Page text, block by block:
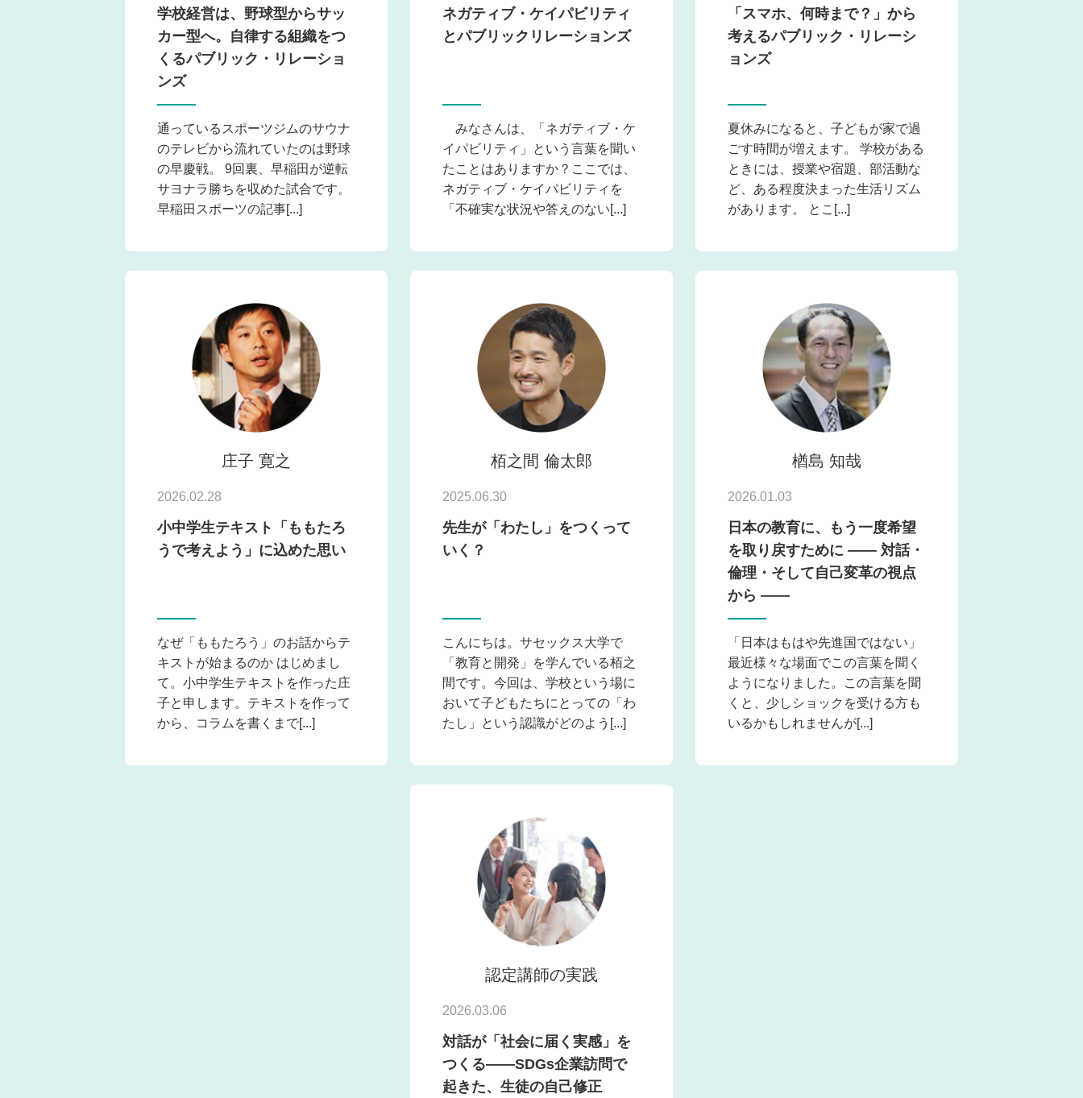
学校経営は、野球型からサッ
カー型へ。自律する組織をつ
くるパブリック・リレーショ
ンズ
通っているスポーツジムのサウナ
のテレビから流れていたのは野球
の早慶戦。 9回裏、早稲田が逆転
サヨナラ勝ちを収めた試合です。
早稲田スポーツの記事[...]
ネガティブ・ケイパビリティ
とパブリックリレーションズ
みなさんは、「ネガティブ・ケ
イパビリティ」という言葉を聞い
たことはありますか？ここでは、
ネガティブ・ケイパビリティを
「不確実な状況や答えのない[...]
「スマホ、何時まで？」から
考えるパブリック・リレーシ
ョンズ
夏休みになると、子どもが家で過
ごす時間が増えます。 学校がある
ときには、授業や宿題、部活動な
ど、ある程度決まった生活リズム
があります。 とこ[...]
庄子 寛之
2026.02.28
小中学生テキスト「ももたろ
うで考えよう」に込めた思い
なぜ「ももたろう」のお話からテ
キストが始まるのか はじめまし
て。小中学生テキストを作った庄
子と申します。テキストを作って
から、コラムを書くまで[...]
栢之間 倫太郎
2025.06.30
先生が「わたし」をつくって
いく？
こんにちは。サセックス大学で
「教育と開発」を学んでいる栢之
間です。今回は、学校という場に
おいて子どもたちにとっての「わ
たし」という認識がどのよう[...]
楢島 知哉
2026.01.03
日本の教育に、もう一度希望
を取り戻すために ―― 対話・
倫理・そして自己変革の視点
から ――
「日本はもはや先進国ではない」
最近様々な場面でこの言葉を聞く
ようになりました。この言葉を聞
くと、少しショックを受ける方も
いるかもしれませんが[...]
認定講師の実践
2026.03.06
対話が「社会に届く実感」を
つくる――SDGs企業訪問で
起きた、生徒の自己修正